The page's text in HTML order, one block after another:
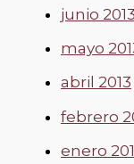
junio 2013
mayo
abril 2013
febrero
enero